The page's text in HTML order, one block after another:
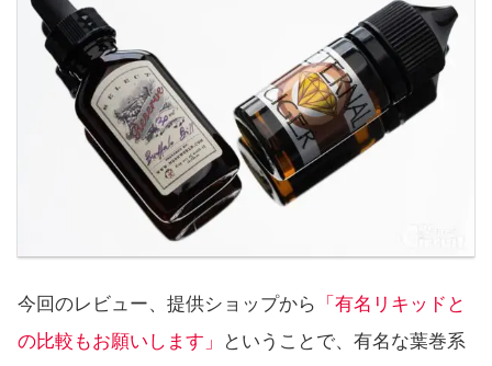
今回のレビュー、提供ショップから
「有名リキッドと
の比較もお願いします」
ということで、有名な葉巻系